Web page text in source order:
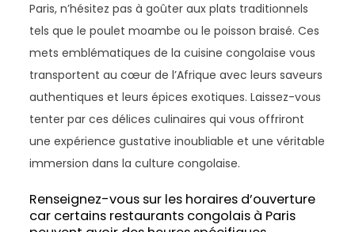
Paris, n’hésitez pas à goûter aux plats traditionnels
tels que le poulet moambe ou le poisson braisé. Ces
mets emblématiques de la cuisine congolaise vous
transportent au cœur de l’Afrique avec leurs saveurs
authentiques et leurs épices exotiques. Laissez-vous
tenter par ces délices culinaires qui vous offriront
une expérience gustative inoubliable et une véritable
immersion dans la culture congolaise.
Renseignez-vous sur les horaires d’ouverture
car certains restaurants congolais à Paris